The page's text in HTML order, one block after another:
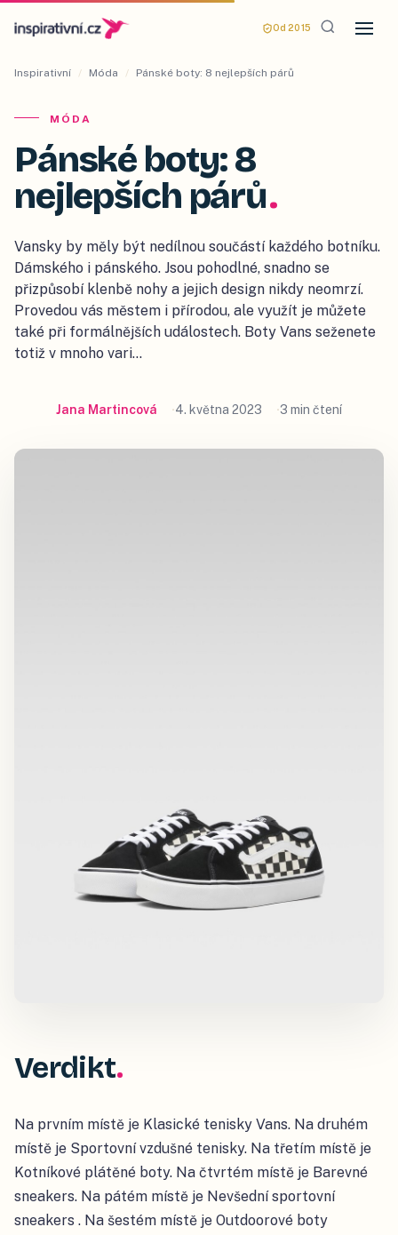
Od 2015
Inspirativní / Móda / Pánské boty: 8 nejlepších párů
MÓDA
Pánské boty: 8
nejlepších párů.
Vansky by měly být nedílnou součástí každého botníku.
Dámského i pánského. Jsou pohodlné, snadno se
přizpůsobí klenbě nohy a jejich design nikdy neomrzí.
Provedou vás městem i přírodou, ale využít je můžete
také při formálnějších událostech. Boty Vans seženete
totiž v mnoho vari…
Jana Martincová 4. května 2023 3 min čtení
Verdikt
Na prvním místě je Klasické tenisky Vans. Na druhém
místě je Sportovní vzdušné tenisky. Na třetím místě je
Kotníkové plátěné boty. Na čtvrtém místě je Barevné
sneakers. Na pátém místě je Nevšední sportovní
sneakers . Na šestém místě je Outdoorové boty